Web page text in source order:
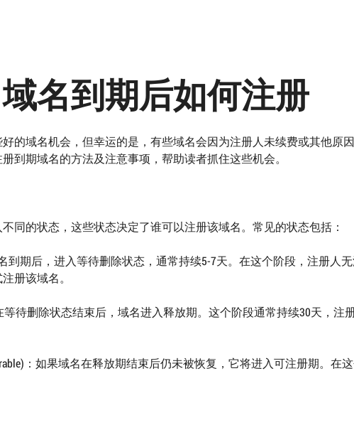
域名到期后如何注册
的域名机会，但幸运的是，有些域名会因为注册人未续费或其他原
到期域名的方法及注意事项，帮助读者抓住这些机会。
同的状态，这些状态决定了谁可以注册该域名。常见的状态包括：
到期后，进入等待删除状态，通常持续5-7天。在这个阶段，注册人
册该域名。
等待删除状态结束后，域名进入释放期。这个阶段通常持续30天，注
：如果域名在释放期结束后仍未被恢复，它将进入可注册期。在